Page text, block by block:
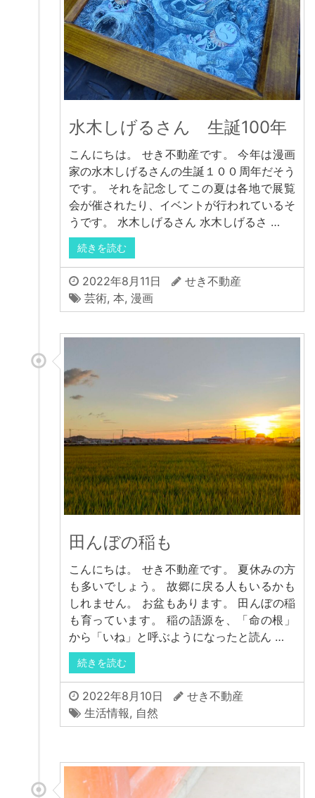
水木しげるさん 生誕100年
こんにちは。 せき不動産です。 今年は漫画
家の水木しげるさんの生誕１００周年だそう
です。 それを記念してこの夏は各地で展覧
会が催されたり、イベントが行われているそ
うです。 水木しげるさん 水木しげるさ …
続きを読む
2022年8月11日
せき不動産
芸術, 本, 漫画
田んぼの稲も
こんにちは。 せき不動産です。 夏休みの方
も多いでしょう。 故郷に戻る人もいるかも
しれません。 お盆もあります。 田んぼの稲
も育っています。 稲の語源を、「命の根」
から「いね」と呼ぶようになったと読ん …
続きを読む
2022年8月10日
せき不動産
生活情報, 自然